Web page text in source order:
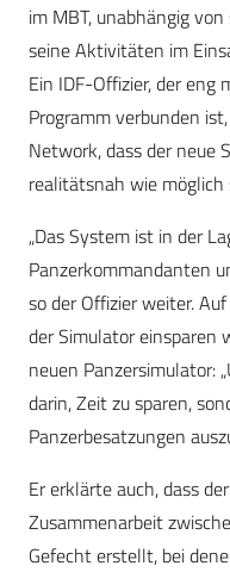
im MBT, unabhängig
seine Aktivitäten im
Ein IDF-Offizier, der eng
Programm verbunden
Network, dass der neue
realitätsnah wie möglich
„Das System ist in der
Panzerkommandanten
so der Offizier weiter.
der Simulator einsparen
neuen Panzersimulator:
darin, Zeit zu sparen,
Panzerbesatzungen
Er erklärte auch, dass
Zusammenarbeit
Gefecht erstellt, bei